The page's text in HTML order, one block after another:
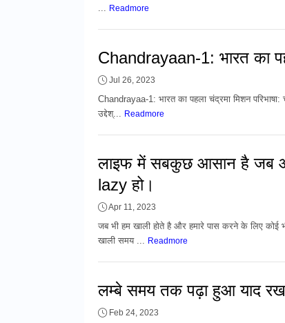
... Readmore
Chandrayaan-1: भारत का
Jul 26, 2023
Chandrayaa-1: भारत का पहला चंद्रमा मिशन
उद्देश्... Readmore
लाइफ में सबकुछ आसान है जब
lazy हो।
Apr 11, 2023
जब भी हम खाली होते है और हमारे पास करने के लिए कोई
खाली समय ... Readmore
लम्बे समय तक पढ़ा हुआ याद
Feb 24, 2023